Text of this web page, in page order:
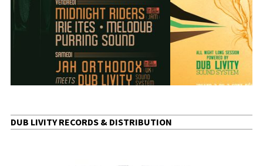
DUB LIVITY RECORDS & DISTRIBUTION